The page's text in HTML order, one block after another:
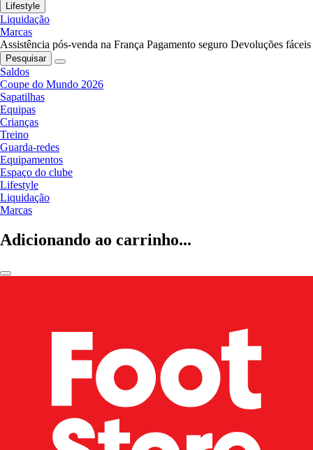
Lifestyle
Liquidação
Marcas
Assistência pós-venda na França Pagamento seguro Devoluções fáceis
Pesquisar
Saldos
Coupe do Mundo 2026
Sapatilhas
Equipas
Crianças
Treino
Guarda-redes
Equipamentos
Espaço do clube
Lifestyle
Liquidação
Marcas
Adicionando ao carrinho...